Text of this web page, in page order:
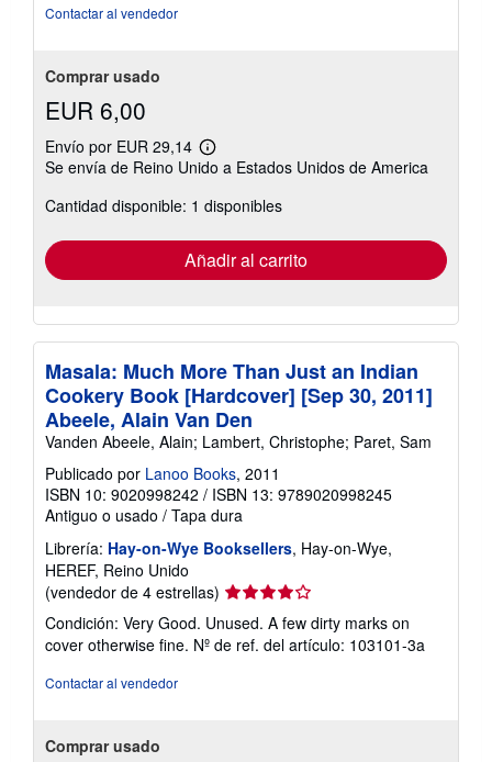
Contactar al vendedor
Comprar usado
EUR 6,00
Envío por EUR 29,14
Más
información
las
tarifas
envío
Se envía de Reino Unido a Estados Unidos de America
Cantidad disponible: 1 disponibles
Añadir al carrito
Masala: Much More Than Just an Indian
Cookery Book [Hardcover] [Sep 30, 2011]
Abeele, Alain Van Den
Vanden Abeele, Alain; Lambert, Christophe; Paret, Sam
Publicado por Lanoo Books, 2011
ISBN 10: 9020998242 / ISBN 13: 9789020998245
Antiguo o usado / Tapa dura
Librería: Hay-on-Wye Booksellers, Hay-on-Wye,
HEREF, Reino Unido
(vendedor de 4 estrellas) Calificación
vendedor:
4
Condición: Very Good. Unused. A few dirty marks on
cover otherwise fine. Nº de ref. del artículo: 103101-3a
Contactar al vendedor
Comprar usado